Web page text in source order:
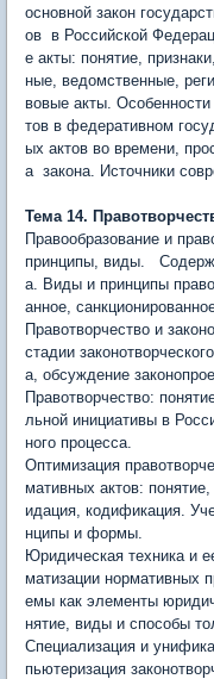
основной закон
ов в Российской
е акты: понятие,
ные, ведомственные,
вовые акты.
тов в федеративном
ых актов во времени,
а закона. Источники
Тема 14.
Правообразование и
принципы, виды.
а. Виды и принципы
анное,
Правотворчество и
стадии
а, обсуждение
Правотворчество:
льной инициативы в
ного процесса.
Оптимизация
мативных актов:
идация, кодификация.
нципы и формы.
Юридическая техника и
матизации нормативных
емы как элементы
нятие, виды и способы
Специализация и
пьютеризация